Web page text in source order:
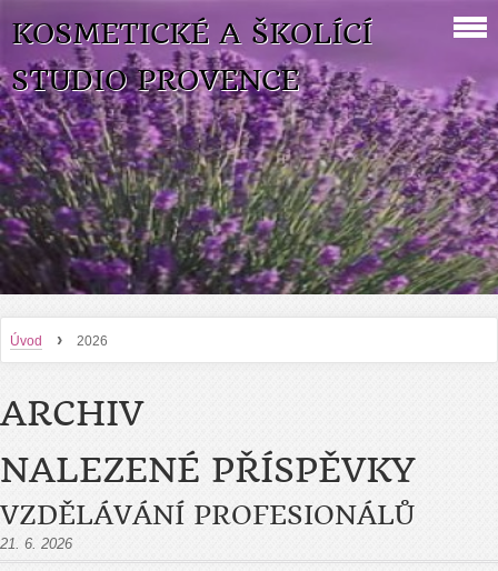
KOSMETICKÉ A ŠKOLÍCÍ
STUDIO PROVENCE
Úvod › 2026
ARCHIV
NALEZENÉ PŘÍSPĚVKY
VZDĚLÁVÁNÍ PROFESIONÁLŮ
21. 6. 2026